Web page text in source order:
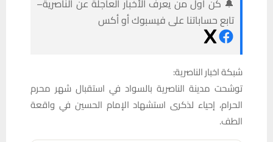
🔔 كن أول من يعرف الأخبار العاجلة عن الناصرية–
تابع حساباتنا على فيسبوك أو أكس
شبكة اخبار الناصرية:
توشحت مدينة الناصرية بالسواد في استقبال شهر محرم
الحرام، إحياء لذكرى استشهاد الإمام الحسين في واقعة
الطف.